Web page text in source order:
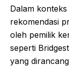
Dalam
rekomendasi
oleh pemilik
seperti
yang